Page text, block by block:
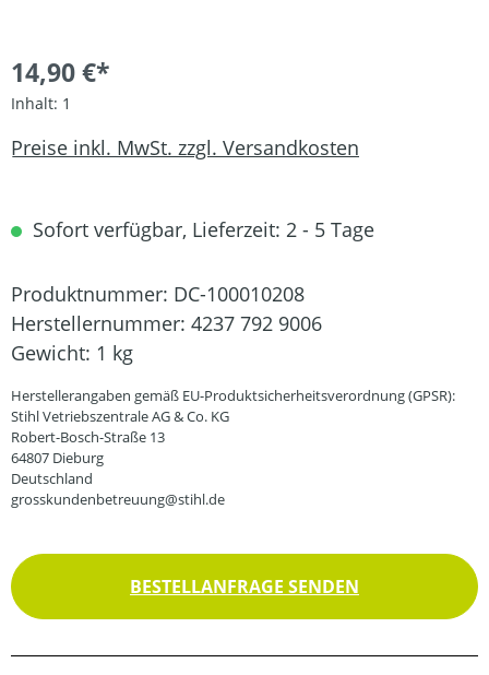
14,90 €*
Inhalt: 1
Preise inkl. MwSt. zzgl. Versandkosten
Sofort verfügbar, Lieferzeit: 2 - 5 Tage
Produktnummer: DC-100010208
Herstellernummer: 4237 792 9006
Gewicht: 1 kg
Herstellerangaben gemäß EU-Produktsicherheitsverordnung (GPSR):
Stihl Vetriebszentrale AG & Co. KG
Robert-Bosch-Straße 13
64807 Dieburg
Deutschland
grosskundenbetreuung@stihl.de
BESTELLANFRAGE SENDEN